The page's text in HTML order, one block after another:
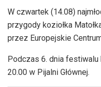
W czwartek (14.08)
przygody koziołka
przez Europejskie
Podczas 6. dnia
20.00 w Pijalni Głównej.